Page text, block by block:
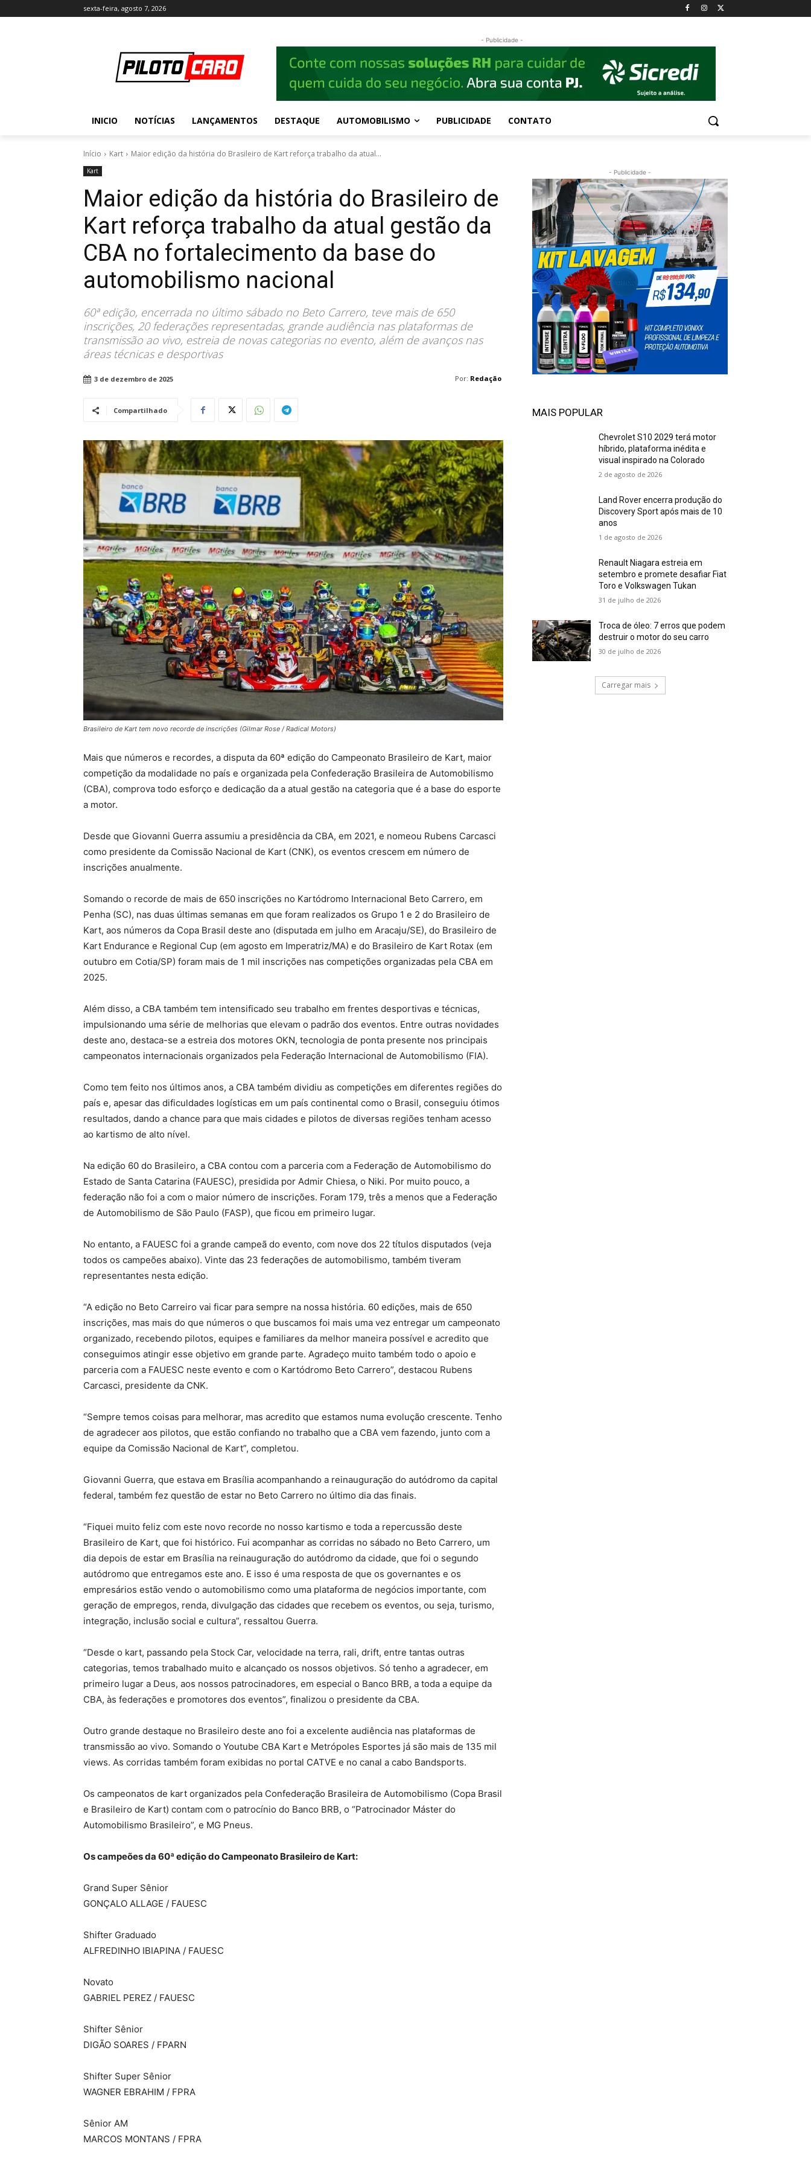
sexta-feira, agosto 7, 2026
- Publicidade -
INICIO NOTÍCIAS LANÇAMENTOS DESTAQUE AUTOMOBILISMO PUBLICIDADE CONTATO
Início Kart Maior edição da história do Brasileiro de Kart reforça trabalho da atual...
Kart
Maior edição da história do Brasileiro de
Kart reforça trabalho da atual gestão da
CBA no fortalecimento da base do
automobilismo nacional
60ª edição, encerrada no último sábado no Beto Carrero, teve mais de 650
inscrições, 20 federações representadas, grande audiência nas plataformas de
transmissão ao vivo, estreia de novas categorias no evento, além de avanços nas
áreas técnicas e desportivas
Por: Redação
3 de dezembro de 2025
Compartilhado
Brasileiro de Kart tem novo recorde de inscrições (Gilmar Rose / Radical Motors)
Mais que números e recordes, a disputa da 60ª edição do Campeonato Brasileiro de Kart, maior
competição da modalidade no país e organizada pela Confederação Brasileira de Automobilismo
(CBA), comprova todo esforço e dedicação da a atual gestão na categoria que é a base do esporte
a motor.
Desde que Giovanni Guerra assumiu a presidência da CBA, em 2021, e nomeou Rubens Carcasci
como presidente da Comissão Nacional de Kart (CNK), os eventos crescem em número de
inscrições anualmente.
Somando o recorde de mais de 650 inscrições no Kartódromo Internacional Beto Carrero, em
Penha (SC), nas duas últimas semanas em que foram realizados os Grupo 1 e 2 do Brasileiro de
Kart, aos números da Copa Brasil deste ano (disputada em julho em Aracaju/SE), do Brasileiro de
Kart Endurance e Regional Cup (em agosto em Imperatriz/MA) e do Brasileiro de Kart Rotax (em
outubro em Cotia/SP) foram mais de 1 mil inscrições nas competições organizadas pela CBA em
2025.
Além disso, a CBA também tem intensificado seu trabalho em frentes desportivas e técnicas,
impulsionando uma série de melhorias que elevam o padrão dos eventos. Entre outras novidades
deste ano, destaca-se a estreia dos motores OKN, tecnologia de ponta presente nos principais
campeonatos internacionais organizados pela Federação Internacional de Automobilismo (FIA).
Como tem feito nos últimos anos, a CBA também dividiu as competições em diferentes regiões do
país e, apesar das dificuldades logísticas em um país continental como o Brasil, conseguiu ótimos
resultados, dando a chance para que mais cidades e pilotos de diversas regiões tenham acesso
ao kartismo de alto nível.
Na edição 60 do Brasileiro, a CBA contou com a parceria com a Federação de Automobilismo do
Estado de Santa Catarina (FAUESC), presidida por Admir Chiesa, o Niki. Por muito pouco, a
federação não foi a com o maior número de inscrições. Foram 179, três a menos que a Federação
de Automobilismo de São Paulo (FASP), que ficou em primeiro lugar.
No entanto, a FAUESC foi a grande campeã do evento, com nove dos 22 títulos disputados (veja
todos os campeões abaixo). Vinte das 23 federações de automobilismo, também tiveram
representantes nesta edição.
“A edição no Beto Carreiro vai ficar para sempre na nossa história. 60 edições, mais de 650
inscrições, mas mais do que números o que buscamos foi mais uma vez entregar um campeonato
organizado, recebendo pilotos, equipes e familiares da melhor maneira possível e acredito que
conseguimos atingir esse objetivo em grande parte. Agradeço muito também todo o apoio e
parceria com a FAUESC neste evento e com o Kartódromo Beto Carrero”, destacou Rubens
Carcasci, presidente da CNK.
“Sempre temos coisas para melhorar, mas acredito que estamos numa evolução crescente. Tenho
de agradecer aos pilotos, que estão confiando no trabalho que a CBA vem fazendo, junto com a
equipe da Comissão Nacional de Kart”, completou.
Giovanni Guerra, que estava em Brasília acompanhando a reinauguração do autódromo da capital
federal, também fez questão de estar no Beto Carrero no último dia das finais.
“Fiquei muito feliz com este novo recorde no nosso kartismo e toda a repercussão deste
Brasileiro de Kart, que foi histórico. Fui acompanhar as corridas no sábado no Beto Carrero, um
dia depois de estar em Brasília na reinauguração do autódromo da cidade, que foi o segundo
autódromo que entregamos este ano. E isso é uma resposta de que os governantes e os
empresários estão vendo o automobilismo como uma plataforma de negócios importante, com
geração de empregos, renda, divulgação das cidades que recebem os eventos, ou seja, turismo,
integração, inclusão social e cultura”, ressaltou Guerra.
“Desde o kart, passando pela Stock Car, velocidade na terra, rali, drift, entre tantas outras
categorias, temos trabalhado muito e alcançado os nossos objetivos. Só tenho a agradecer, em
primeiro lugar a Deus, aos nossos patrocinadores, em especial o Banco BRB, a toda a equipe da
CBA, às federações e promotores dos eventos”, finalizou o presidente da CBA.
Outro grande destaque no Brasileiro deste ano foi a excelente audiência nas plataformas de
transmissão ao vivo. Somando o Youtube CBA Kart e Metrópoles Esportes já são mais de 135 mil
views. As corridas também foram exibidas no portal CATVE e no canal a cabo Bandsports.
Os campeonatos de kart organizados pela Confederação Brasileira de Automobilismo (Copa Brasil
e Brasileiro de Kart) contam com o patrocínio do Banco BRB, o “Patrocinador Máster do
Automobilismo Brasileiro”, e MG Pneus.
Os campeões da 60ª edição do Campeonato Brasileiro de Kart:
Grand Super Sênior
GONÇALO ALLAGE / FAUESC
Shifter Graduado
ALFREDINHO IBIAPINA / FAUESC
Novato
GABRIEL PEREZ / FAUESC
Shifter Sênior
DIGÃO SOARES / FPARN
Shifter Super Sênior
WAGNER EBRAHIM / FPRA
Sênior AM
MARCOS MONTANS / FPRA
- Publicidade -
MAIS POPULAR
Chevrolet S10 2029 terá motor
híbrido, plataforma inédita e
visual inspirado na Colorado
2 de agosto de 2026
Land Rover encerra produção do
Discovery Sport após mais de 10
anos
1 de agosto de 2026
Renault Niagara estreia em
setembro e promete desafiar Fiat
Toro e Volkswagen Tukan
31 de julho de 2026
Troca de óleo: 7 erros que podem
destruir o motor do seu carro
30 de julho de 2026
Carregar mais